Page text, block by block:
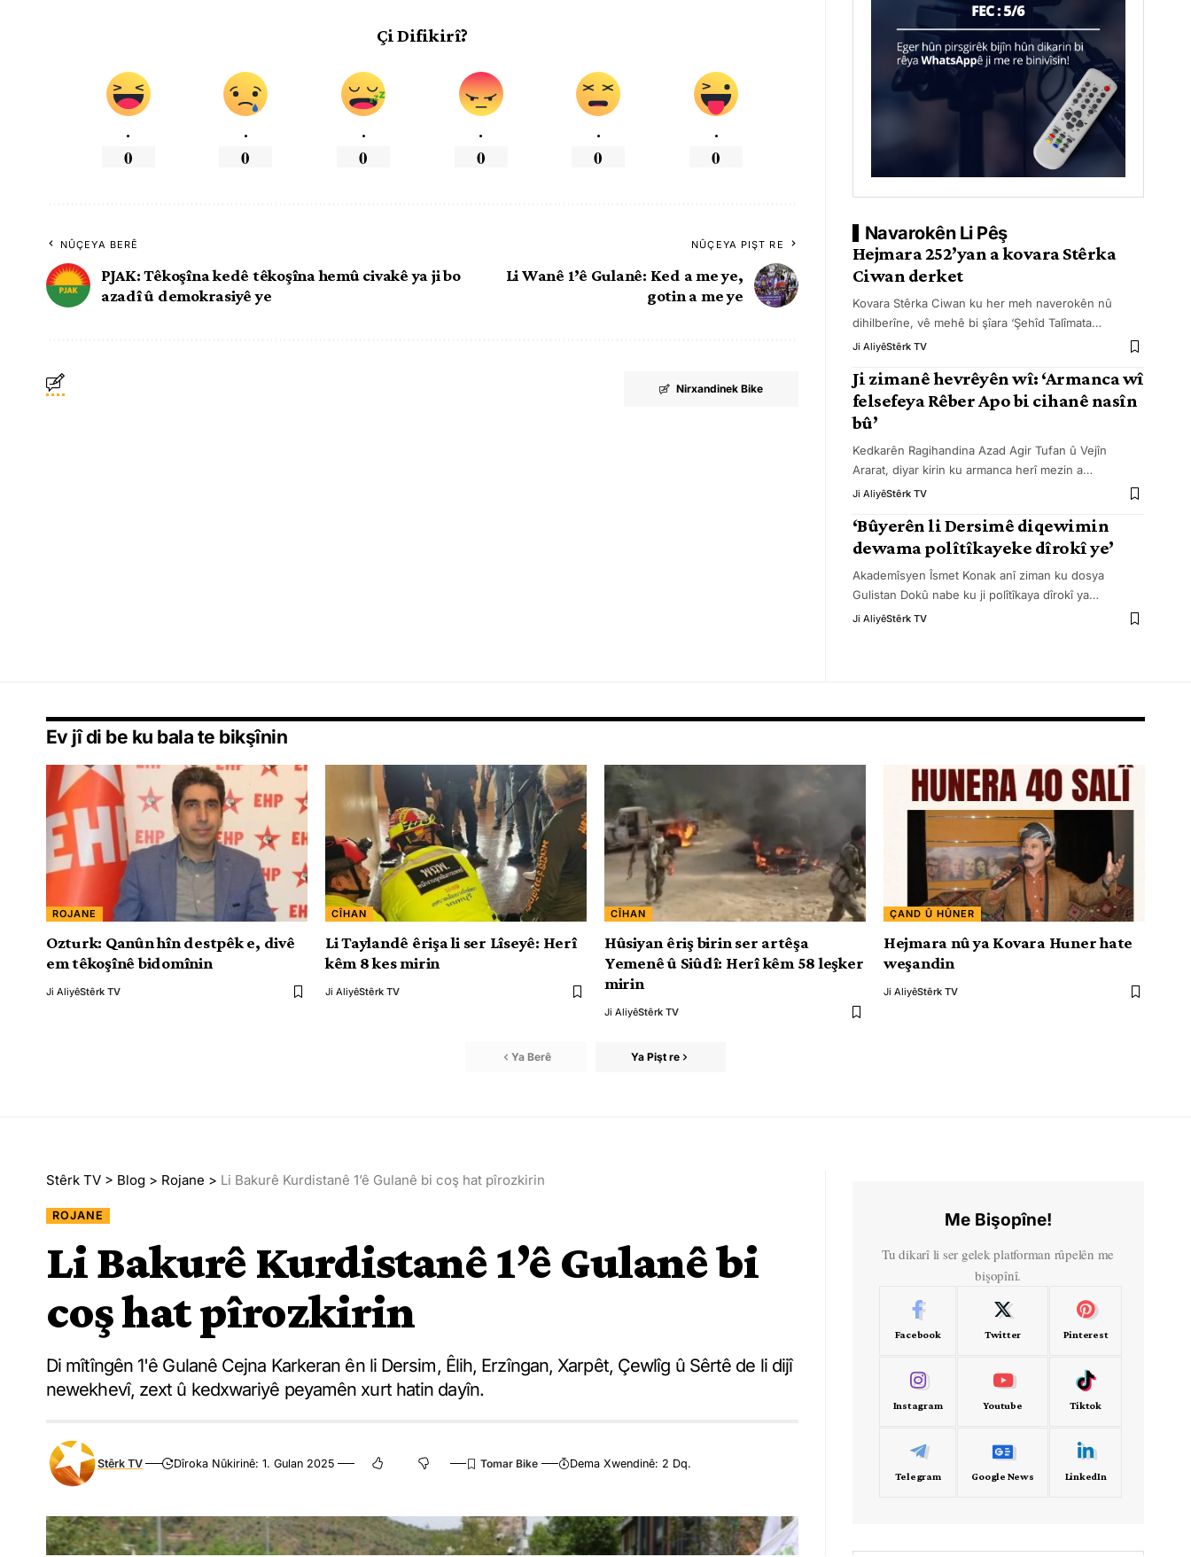
Çi Difikirî?
.
0
.
0
.
0
.
0
.
0
.
0
NÛÇEYA BERÊ
PJAK: Têkoşîna kedê têkoşîna hemû civakê ya ji bo
azadî û demokrasiyê ye
NÛÇEYA PIŞT RE
Li Wanê 1’ê Gulanê: Ked a me ye,
gotin a me ye
Nirxandinek Bike
Navarokên Li Pêş
Hejmara 252’yan a kovara Stêrka
Ciwan derket
Kovara Stêrka Ciwan ku her meh naverokên nû
dihilberîne, vê mehê bi şîara ‘Şehîd Talîmata…
Ji AliyêStêrk TV
Ji zimanê hevrêyên wî: ‘Armanca wî
felsefeya Rêber Apo bi cihanê nasîn
bû’
Kedkarên Ragihandina Azad Agir Tufan û Vejîn
Ararat, diyar kirin ku armanca herî mezin a…
Ji AliyêStêrk TV
‘Bûyerên li Dersimê diqewimin
dewama polîtîkayeke dîrokî ye’
Akademîsyen Îsmet Konak anî ziman ku dosya
Gulistan Dokû nabe ku ji polîtîkaya dîrokî ya…
Ji AliyêStêrk TV
Ev jî di be ku bala te bikşînin
ROJANE
Ozturk: Qanûn hîn destpêk e, divê
em têkoşînê bidomînin
Ji AliyêStêrk TV
CÎHAN
Li Taylandê êrişa li ser Lîseyê: Herî
kêm 8 kes mirin
Ji AliyêStêrk TV
CÎHAN
Hûsiyan êriş birin ser artêşa
Yemenê û Siûdî: Herî kêm 58 leşker
mirin
Ji AliyêStêrk TV
ÇAND Û HÛNER
Hejmara nû ya Kovara Huner hate
weşandin
Ji AliyêStêrk TV
Ya Berê Ya Pişt re
Stêrk TV > Blog > Rojane > Li Bakurê Kurdistanê 1’ê Gulanê bi coş hat pîrozkirin
ROJANE
Li Bakurê Kurdistanê 1’ê Gulanê bi
coş hat pîrozkirin
Di mîtîngên 1'ê Gulanê Cejna Karkeran ên li Dersim, Êlih, Erzîngan, Xarpêt, Çewlîg û Sêrtê de li dijî
newekhevî, zext û kedxwariyê peyamên xurt hatin dayîn.
Stêrk TV Dîroka Nûkirinê: 1. Gulan 2025 Dema Xwendinê: 2 Dq.
Me Bişopîne!
Tu dikarî li ser gelek platforman rûpelên me
bişopînî.
Facebook Twitter Pinterest
Instagram Youtube Tiktok
Telegram Google News LinkedIn